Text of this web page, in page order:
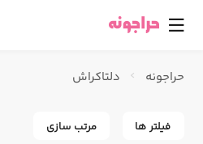
☰
حراجونه دلتاکراش
فیلتر ها مرتب سازی